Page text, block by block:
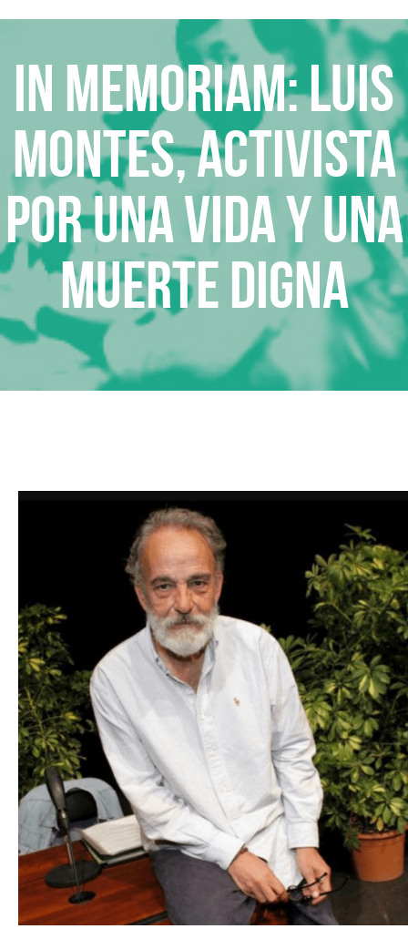
In memoriam: Luis
Montes, activista
por una vida y una
muerte digna